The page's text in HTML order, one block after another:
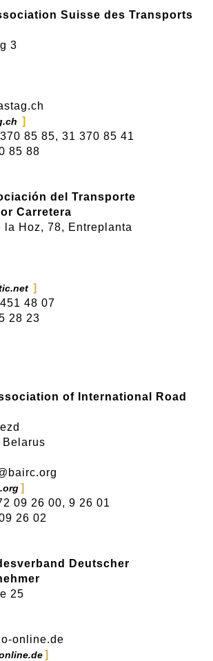
Suisse des Transports
3
85 85, 31 370 85 41
85 88
del Transporte
Carretera
la Hoz, 78, Entreplanta
48 07
28 23
of International Road
Belarus
09 26 00, 9 26 01
26 02
Deutscher
25
online.de